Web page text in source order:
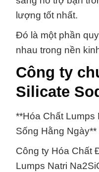
lượng tốt nhất.
Đó là một phần
nhau trong nền
Công ty
Silicate
**Hóa Chất
Sống Hằng Ngày**
Công ty Hóa Chất
Lumps Natri